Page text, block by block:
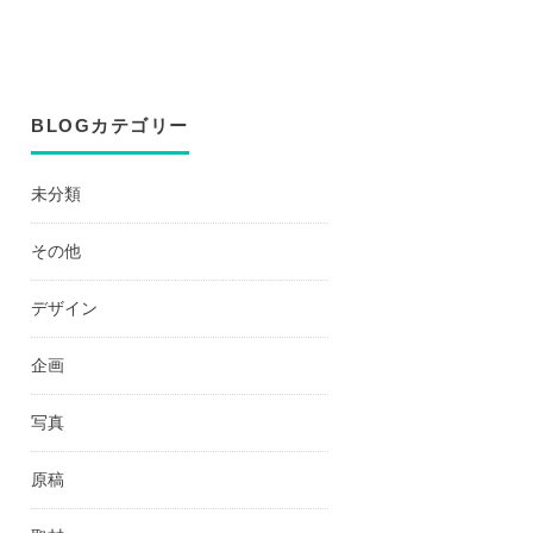
BLOGカテゴリー
未分類
その他
デザイン
企画
写真
原稿